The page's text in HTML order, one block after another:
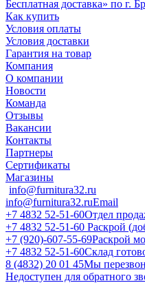
Бесплатная доставка» по г.
Как купить
Условия оплаты
Условия доставки
Гарантия на товар
Компания
О компании
Новости
Команда
Отзывы
Вакансии
Контакты
Партнеры
Сертификаты
Магазины
info@furnitura32.ru
info@furnitura32.ruEmail
+7 4832 52-51-60Отдел
+7 4832 52-51-60 Раскрой
+7 (920)-607-55-69Раскрой
+7 4832 52-51-60Склад
8 (4832) 20 01 45Мы
Недоступен для обратного